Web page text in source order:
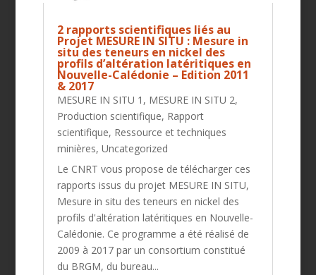
2 rapports scientifiques liés au
Projet MESURE IN SITU : Mesure in
situ des teneurs en nickel des
profils d’altération latéritiques en
Nouvelle-Calédonie – Edition 2011
& 2017
MESURE IN SITU 1 , MESURE IN SITU 2,
Production scientifique, Rapport
scientifique, Ressource et techniques
minières, Uncategorized
Le CNRT vous propose de télécharger ces
rapports issus du projet MESURE IN SITU,
Mesure in situ des teneurs en nickel des
profils d'altération latéritiques en Nouvelle-
Calédonie. Ce programme a été réalisé de
2009 à 2017 par un consortium constitué
du BRGM, du bureau...